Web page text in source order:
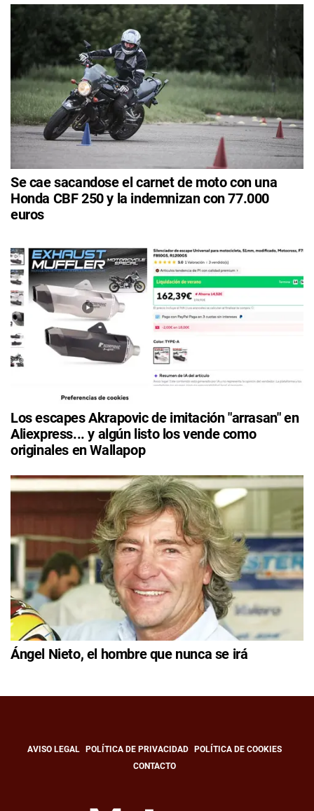
Se cae sacandose el carnet de moto con una
Honda CBF 250 y la indemnizan con 77.000
euros
Los escapes Akrapovic de imitación "arrasan" en
Aliexpress... y algún listo los vende como
originales en Wallapop
Ángel Nieto, el hombre que nunca se irá
AVISO LEGAL POLÍTICA DE PRIVACIDAD
POLÍTICA DE COOKIES
CONTACTO